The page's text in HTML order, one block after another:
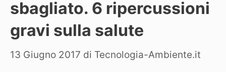
sbagliato. 6 ripercussioni
gravi sulla salute
13 Giugno 2017 di Tecnologia-Ambiente.it